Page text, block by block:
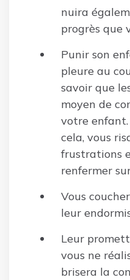
nuira
progrès que
Punir son
pleure au
savoir que
moyen de
votre
cela, vous
frustrations
renfermer
Vous
leur
Leur
vous ne
brisera la